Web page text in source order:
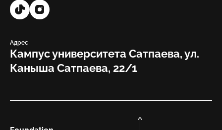
Адрес
Кампус университета Сатпаева, ул.
Каныша Сатпаева, 22/1